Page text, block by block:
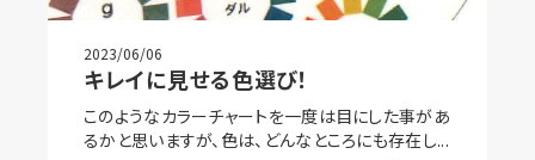
2023/06/06
キレイに見せる色選び！
このようなカラーチャートを一度は目にした事があ
るかと思いますが、色は、どんなところにも存在し...